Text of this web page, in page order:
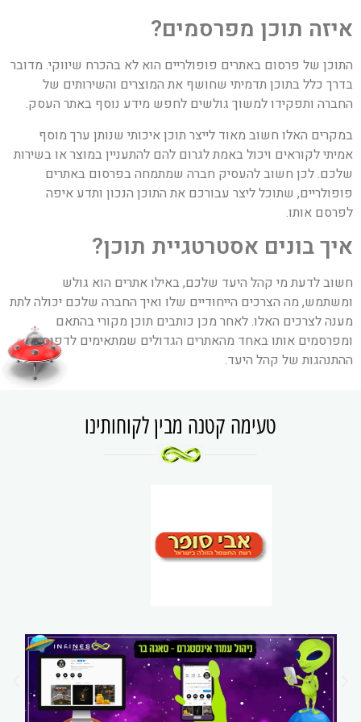
איזה תוכן מפרסמים?
התוכן של פרסום באתרים פופולריים הוא לא בהכרח שיווקי. מדובר
בדרך כלל בתוכן תדמיתי שחושף את המוצרים והשירותים של
החברה ותפקידו למשוך גולשים לחפש מידע נוסף באתר העסק.
במקרים האלו חשוב מאוד לייצר תוכן איכותי שנותן ערך מוסף
אמיתי לקוראים ויכול באמת לגרום להם להתעניין במוצר או בשירות
שלכם. לכן חשוב להעסיק חברה שמתמחה בפרסום באתרים
פופולריים, שתוכל ליצר עבורכם את התוכן הנכון ותדע איפה
לפרסם אותו.
איך בונים אסטרטגיית תוכן?
חשוב לדעת מי קהל היעד שלכם, באילו אתרים הוא גולש
ומשתמש, מה הצרכים הייחודיים שלו ואיך החברה שלכם יכולה לתת
מענה לצרכים האלו. לאחר מכן כותבים תוכן מקורי בהתאם
ומפרסמים אותו באחד מהאתרים הגדולים שמתאימים לדפוסי
ההתנהגות של קהל היעד.
טעימה קטנה מבין לקוחותינו